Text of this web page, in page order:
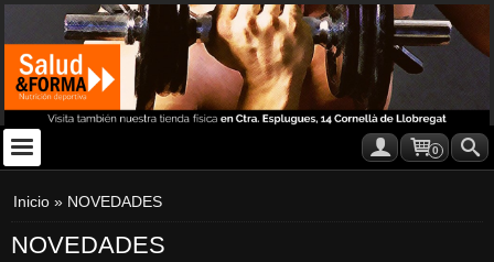
0
Inicio » NOVEDADES
NOVEDADES